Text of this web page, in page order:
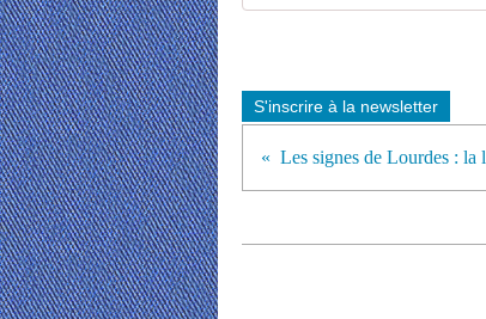
S'inscrire à la newsletter